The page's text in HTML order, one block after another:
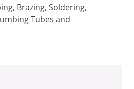
Brazing, Soldering,
Tubes and